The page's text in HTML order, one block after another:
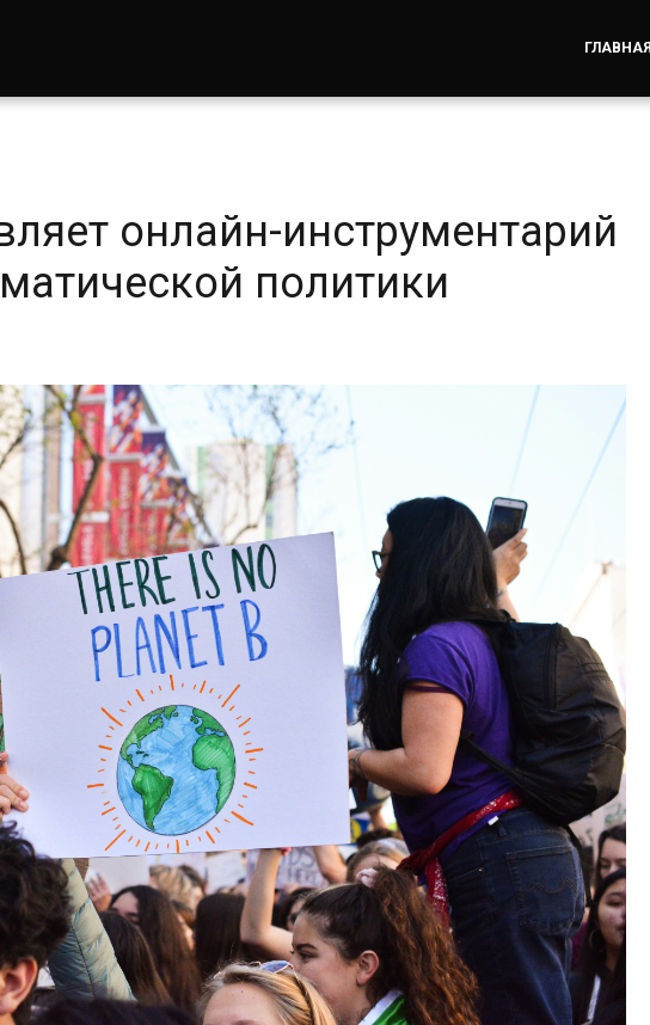
ГЛАВНАЯ
онлайн-инструментарий
политики